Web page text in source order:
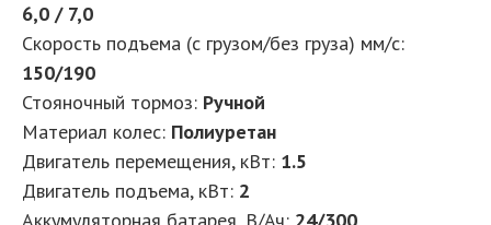
6,0 / 7,0
Скорость подъема (с грузом/без груза) мм/с:
150/190
Стояночный тормоз: Ручной
Материал колес: Полиуретан
Двигатель перемещения, кВт: 1.5
Двигатель подъема, кВт: 2